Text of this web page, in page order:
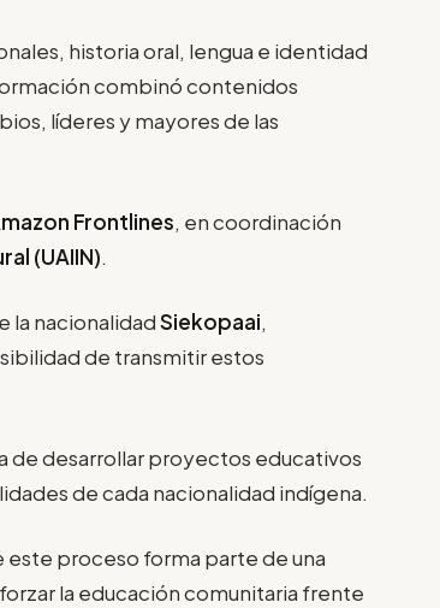
historia oral, lengua e identidad
combinó contenidos
líderes y mayores de las
Frontlines, en coordinación
(UAIIN).
la nacionalidadSiekopaai,
de transmitir estos
de desarrollar proyectos educativos
de cada nacionalidad indígena.
este proceso forma parte de una
la educación comunitaria frente